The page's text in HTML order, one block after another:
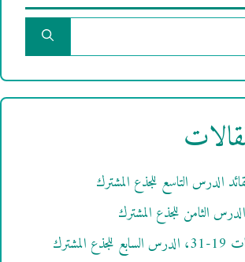
الدرس التاسع للجذع المشترك
الثامن للجذع المشترك